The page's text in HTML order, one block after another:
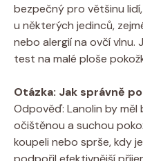
bezpečný pro většinu
u některých jedinců,
nebo alergií na ovčí
‍test na malé ploše
Otázka: Jak správně
Odpověď: Lanolin by
očištěnou a suchou
koupeli‍ nebo sprše, kdy‌